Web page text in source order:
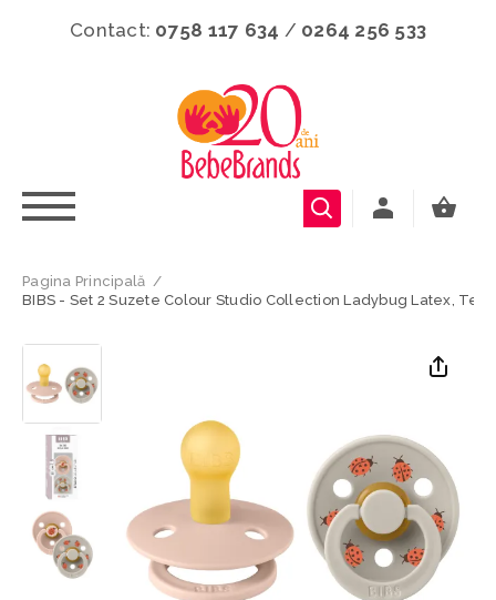
Contact: 0758 117 634 / 0264 256 533
Pagina Principală /
BIBS - Set 2 Suzete Colour Studio Collection Ladybug Latex,